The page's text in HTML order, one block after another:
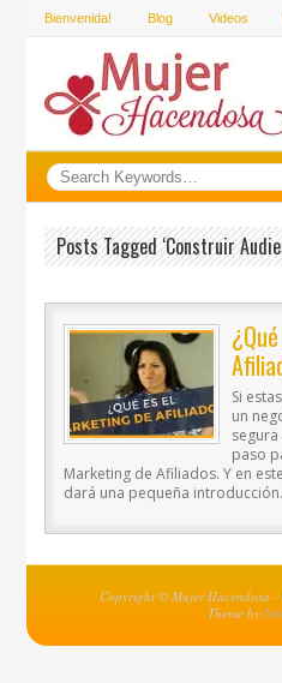
Bienvenida! Blog Videos
Posts Tagged ‘construir
Si
un
paso
Marketing de Afiliados. Y en
dará una pequeña
Copyright © Mujer Hacendosa -
Theme by